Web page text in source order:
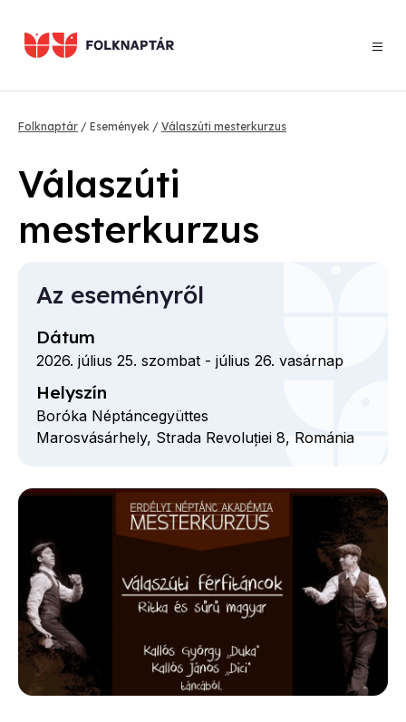
tartalomra
Morzsa
Folknaptár Események Válaszúti mesterkurzus
Válaszúti
mesterkurzus
Az eseményről
Dátum
2026. július 25. szombat - július 26. vasárnap
Helyszín
Boróka Néptáncegyüttes
Marosvásárhely, Strada Revoluției 8, Románia